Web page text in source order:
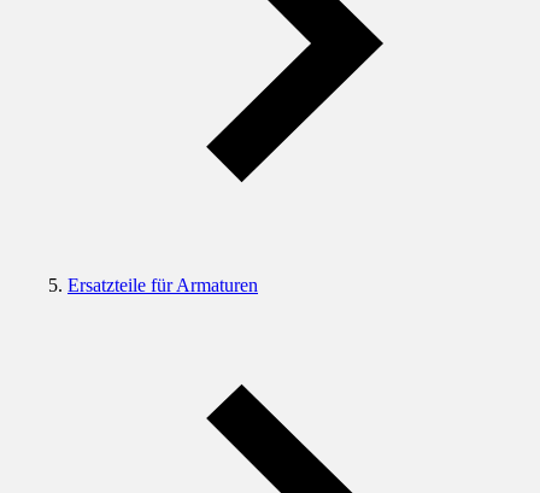
Ersatzteile für Armaturen